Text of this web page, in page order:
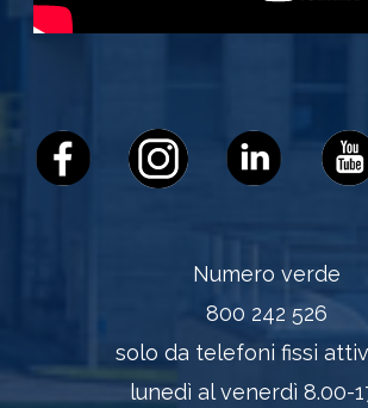
Numero verde
800 242 526
solo da telefoni fissi
lunedì al venerdì 8.00-